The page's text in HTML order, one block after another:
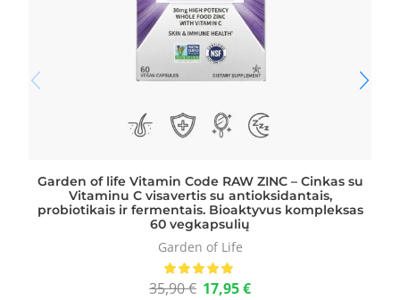
Garden of life Vitamin Code RAW ZINC – Cinkas su
Vitaminu C visavertis su antioksidantais,
probiotikais ir fermentais. Bioaktyvus kompleksas
60 vegkapsulių
Garden of Life
35,90€ 17,95€